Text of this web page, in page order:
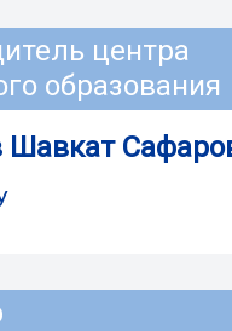
центра
образования
Шавкат